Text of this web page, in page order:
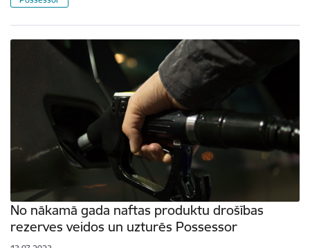
No nākamā gada naftas produktu drošības
rezerves veidos un uzturēs Possessor